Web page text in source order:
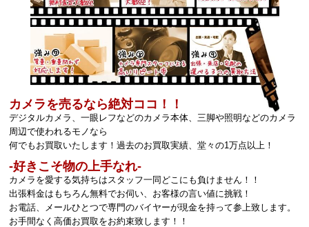
カメラを売るなら絶対ココ！！
デジタルカメラ、一眼レフなどのカメラ本体、三脚や照明などのカメラ
周辺で使われるモノなら
何でもお買取いたします！過去のお買取実績、堂々の1万点以上！
‐好きこそ物の上手なれ‐
カメラを愛する気持ちはスタッフ一同どこにも負けません！！
出張料金はもちろん無料でお伺い、お客様の言い値に挑戦！
お電話、メールひとつで専門のバイヤーが現金を持って参上致します。
お手間なく高価お買取をお約束致します！！